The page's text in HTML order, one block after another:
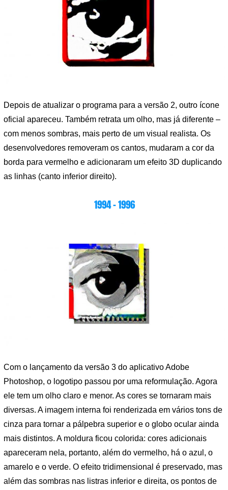
Depois de atualizar o programa para a versão 2, outro ícone
oficial apareceu. Também retrata um olho, mas já diferente –
com menos sombras, mais perto de um visual realista. Os
desenvolvedores removeram os cantos, mudaram a cor da
borda para vermelho e adicionaram um efeito 3D duplicando
as linhas (canto inferior direito).
1994 – 1996
Com o lançamento da versão 3 do aplicativo Adobe
Photoshop, o logotipo passou por uma reformulação. Agora
ele tem um olho claro e menor. As cores se tornaram mais
diversas. A imagem interna foi renderizada em vários tons de
cinza para tornar a pálpebra superior e o globo ocular ainda
mais distintos. A moldura ficou colorida: cores adicionais
apareceram nela, portanto, além do vermelho, há o azul, o
amarelo e o verde. O efeito tridimensional é preservado, mas
além das sombras nas listras inferior e direita, os pontos de